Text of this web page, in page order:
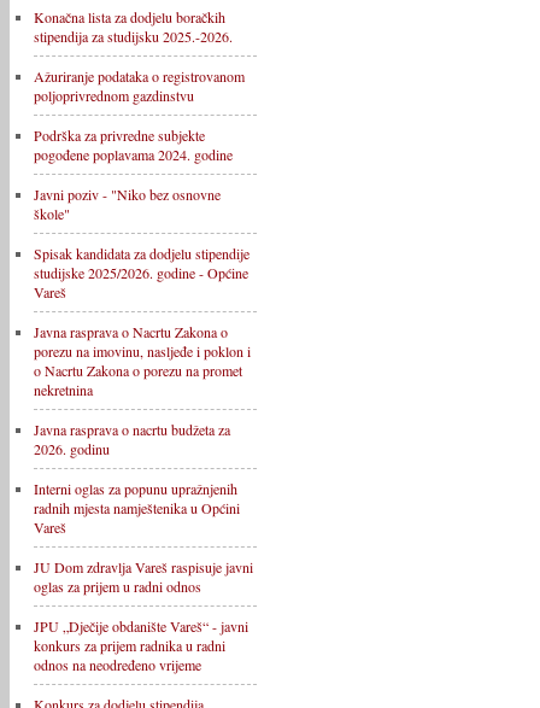
Konačna lista za dodjelu boračkih
stipendija za studijsku 2025.-2026.
Ažuriranje podataka o registrovanom
poljoprivrednom gazdinstvu
Podrška za privredne subjekte
pogođene poplavama 2024. godine
Javni poziv - "Niko bez osnovne
škole"
Spisak kandidata za dodjelu stipendije
studijske 2025/2026. godine - Općine
Vareš
Javna rasprava o Nacrtu Zakona o
porezu na imovinu, nasljeđe i poklon i
o Nacrtu Zakona o porezu na promet
nekretnina
Javna rasprava o nacrtu budžeta za
2026. godinu
Interni oglas za popunu upražnjenih
radnih mjesta namještenika u Općini
Vareš
JU Dom zdravlja Vareš raspisuje javni
oglas za prijem u radni odnos
JPU „Dječije obdanište Vareš“ - javni
konkurs za prijem radnika u radni
odnos na neodređeno vrijeme